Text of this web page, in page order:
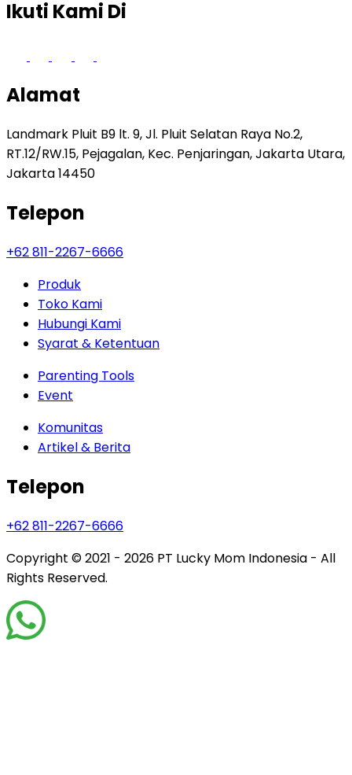
Ikuti Kami Di
Alamat
Landmark Pluit B9 lt. 9, Jl. Pluit Selatan Raya No.2,
RT.12/RW.15, Pejagalan, Kec. Penjaringan, Jakarta Utara,
Jakarta 14450
Telepon
+62 811-2267-6666
Produk
Toko Kami
Hubungi Kami
Syarat & Ketentuan
Parenting Tools
Event
Komunitas
Artikel & Berita
Telepon
+62 811-2267-6666
Copyright © 2021 - 2026 PT Lucky Mom Indonesia - All
Rights Reserved.